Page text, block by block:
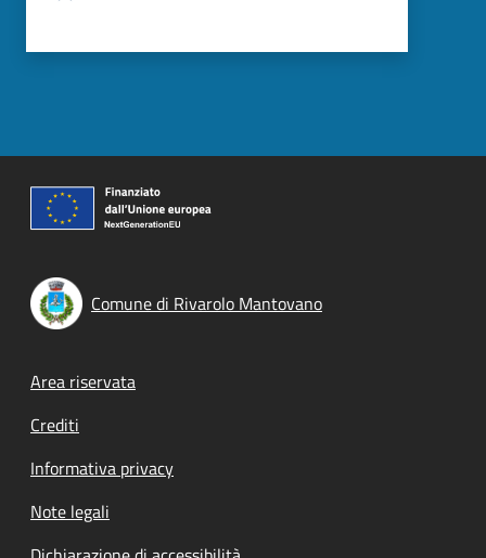
Comune di Rivarolo Mantovano
Footer menu
Area riservata
Crediti
Informativa privacy
Note legali